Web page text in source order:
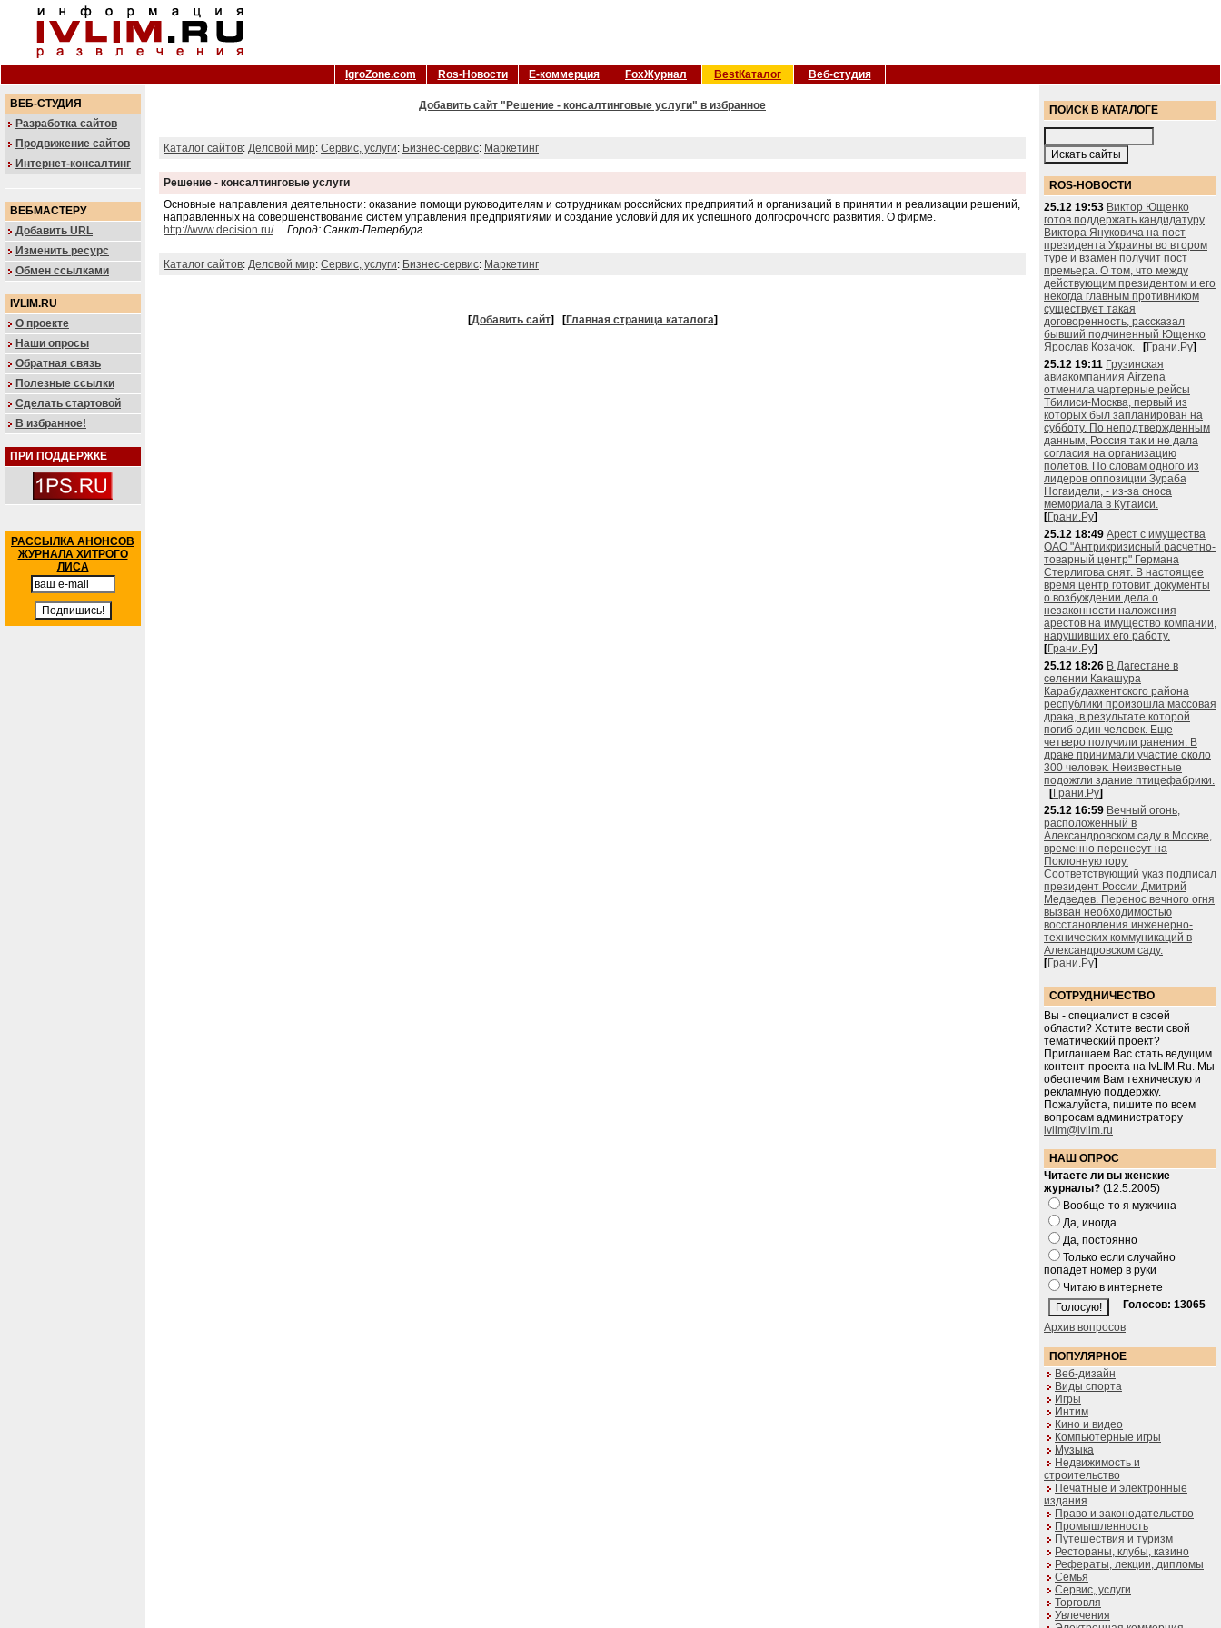
IgroZone.com Ros-Новости Е-коммерция FoxЖурнал BestКаталог Веб-студия
ВЕБ-СТУДИЯ
Разработка сайтов
Продвижение сайтов
Интернет-консалтинг
ВЕБМАСТЕРУ
Добавить URL
Изменить ресурс
Обмен ссылками
IVLIM.RU
О проекте
Наши опросы
Обратная связь
Полезные ссылки
Сделать стартовой
В избранное!
ПРИ ПОДДЕРЖКЕ
РАССЫЛКА АНОНСОВ
ЖУРНАЛА ХИТРОГО
ЛИСА
Добавить сайт "Решение - консалтинговые услуги" в избранное
Каталог сайтов: Деловой мир: Сервис, услуги: Бизнес-сервис: Маркетинг
Решение - консалтинговые услуги
Основные направления деятельности: оказание помощи руководителям и сотрудникам российских предприятий и организаций в принятии и реализации решений,
направленных на совершенствование систем управления предприятиями и создание условий для их успешного долгосрочного развития. О фирме.
http://www.decision.ru/
Город: Санкт-Петербург
Каталог сайтов: Деловой мир: Сервис, услуги: Бизнес-сервис: Маркетинг
[Добавить сайт] [Главная страница каталога]
ПОИСК В КАТАЛОГЕ
ROS-НОВОСТИ
25.12 19:53 Виктор Ющенко
готов поддержать кандидатуру
Виктора Януковича на пост
президента Украины во втором
туре и взамен получит пост
премьера. О том, что между
действующим президентом и его
некогда главным противником
существует такая
договоренность, рассказал
бывший подчиненный Ющенко
Ярослав Козачок.
[Грани.Ру]
25.12 19:11 Грузинская
авиакомпаниия Airzena
отменила чартерные рейсы
Тбилиси-Москва, первый из
которых был запланирован на
субботу. По неподтвержденным
данным, Россия так и не дала
согласия на организацию
полетов. По словам одного из
лидеров оппозиции Зураба
Ногаидели, - из-за сноса
мемориала в Кутаиси.
[Грани.Ру]
25.12 18:49 Арест с имущества
ОАО "Антрикризисный расчетно-
товарный центр" Германа
Стерлигова снят. В настоящее
время центр готовит документы
о возбуждении дела о
незаконности наложения
арестов на имущество компании,
нарушивших его работу.
[Грани.Ру]
25.12 18:26 В Дагестане в
селении Какашура
Карабудахкентского района
республики произошла массовая
драка, в результате которой
погиб один человек. Еще
четверо получили ранения. В
драке принимали участие около
300 человек. Неизвестные
подожгли здание птицефабрики.
[Грани.Ру]
25.12 16:59 Вечный огонь,
расположенный в
Александровском саду в Москве,
временно перенесут на
Поклонную гору.
Соответствующий указ подписал
президент России Дмитрий
Медведев. Перенос вечного огня
вызван необходимостью
восстановления инженерно-
технических коммуникаций в
Александровском саду.
[Грани.Ру]
СОТРУДНИЧЕСТВО
Вы - специалист в своей
области? Хотите вести свой
тематический проект?
Приглашаем Вас стать ведущим
контент-проекта на IvLIM.Ru. Мы
обеспечим Вам техническую и
рекламную поддержку.
Пожалуйста, пишите по всем
вопросам администратору
ivlim@ivlim.ru
НАШ ОПРОС
Читаете ли вы женские
журналы? (12.5.2005)
Вообще-то я мужчина
Да, иногда
Да, постоянно
Только если случайно
попадет номер в руки
Читаю в интернете
Голосов: 13065
Архив вопросов
ПОПУЛЯРНОЕ
Веб-дизайн
Виды спорта
Игры
Интим
Кино и видео
Компьютерные игры
Музыка
Недвижимость и
строительство
Печатные и электронные
издания
Право и законодательство
Промышленность
Путешествия и туризм
Рестораны, клубы, казино
Рефераты, лекции, дипломы
Семья
Сервис, услуги
Торговля
Увлечения